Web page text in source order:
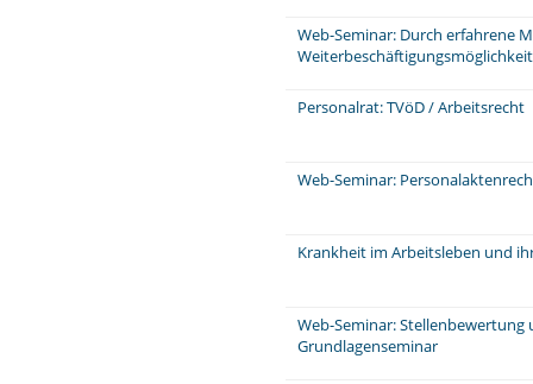
Web-Seminar: Durch erfahrene
Personalrat: TVöD / Arbeitsrecht
Web-Seminar:
Krankheit im Arbeitsleben und
Web-Seminar: Stellenbewertung
Grundlagenseminar